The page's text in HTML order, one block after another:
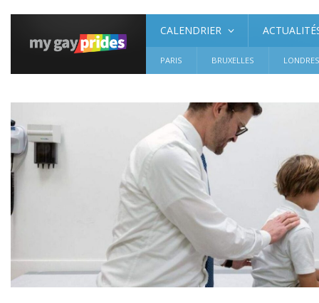
CALENDRIER
PARIS BRUXELLES LONDRES